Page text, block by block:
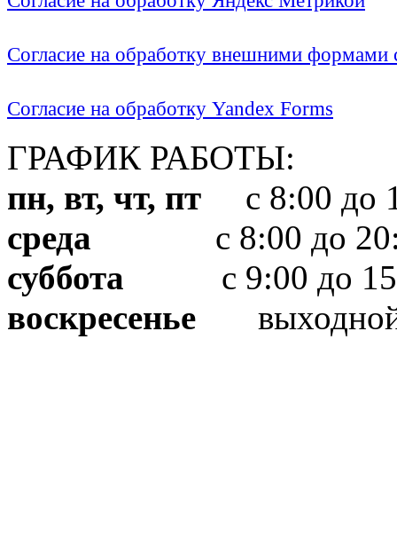
Согласие на обработку внешними формами
Согласие на обработку Yandex Forms
ГРАФИК РАБОТЫ:
пн, вт, чт, пт с 8:00 до
среда с 8:00 до
суббота с 9:00 до
воскресенье